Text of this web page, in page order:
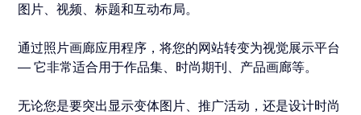
图片、视频、标题和互动布局。
通过照片画廊应用程序，将您的网站转变为视觉展示平台
— 它非常适合用于作品集、时尚期刊、产品画廊等。
无论您是要突出显示变体图片、推广活动，还是设计时尚